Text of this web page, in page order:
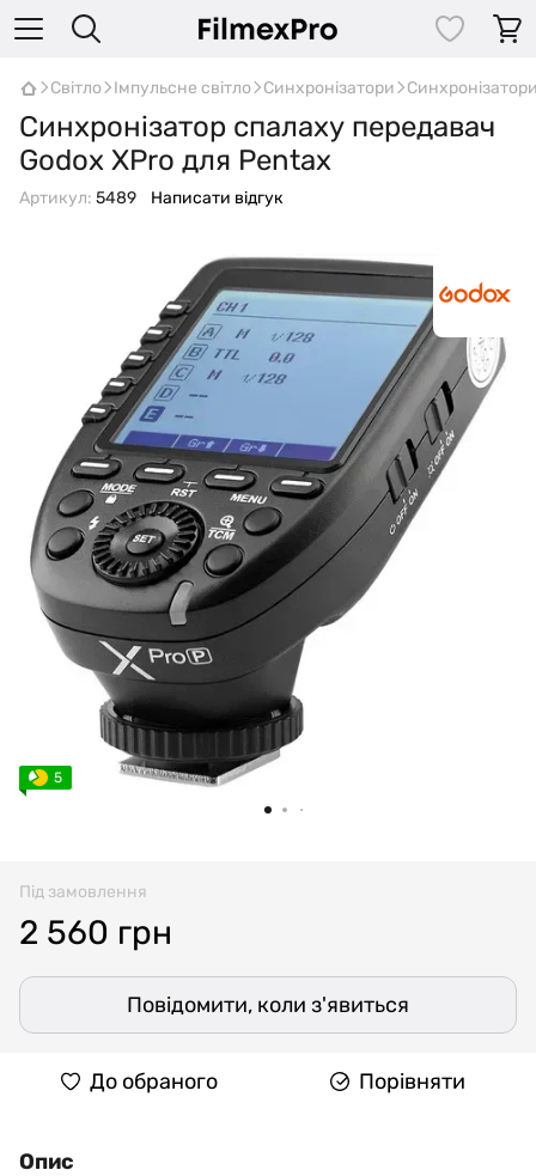
Світло Імпульсне світло Синхронізатори
Синхронізатор спалаху передавач
Godox XPro для Pentax
Артикул: 5489 Написати відгук
5
Під замовлення
2 560 грн
Повідомити, коли з'явиться
До обраного Порівняти
Опис